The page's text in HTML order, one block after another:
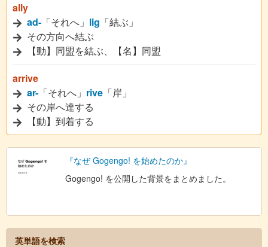
ally
ad- 「それへ」 lig 「結ぶ」
その方向へ結ぶ
【動】同盟を結ぶ、【名】同盟
arrive
ar- 「それへ」 rive 「岸」
その岸へ達する
【動】到着する
『なぜ Gogengo! を始めたのか』
Gogengo! を公開した背景をまとめました。
英単語を検索